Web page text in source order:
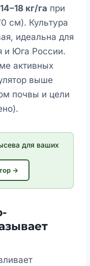
14–18 кг/га при
см). Культура
идеальна для
и Юга России.
активных
выше
почвы и цели
для ваших
→